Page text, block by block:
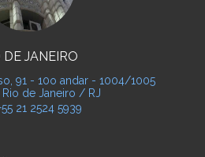
DE JANEIRO
91 - 10o andar - 1004/1005
de Janeiro / RJ
21 2524 5939